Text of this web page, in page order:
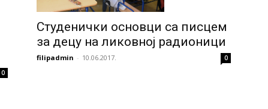
0
Студенички основци са писцем
за децу на ликовној радионици
filipadmin - 10.06.2017. 0